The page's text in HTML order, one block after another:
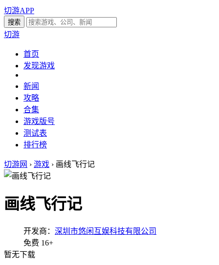
切游APP
切游
首页
发现游戏
新闻
攻略
合集
游戏版号
测试表
排行榜
切游网 › 游戏 › 画线飞行记
画线飞行记
开发商： 深圳市悠闲互娱科技有限公司
免费 16+
暂无下载